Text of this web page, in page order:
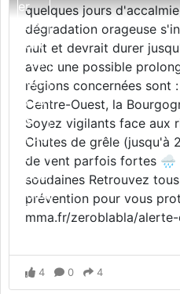
quelques jours
dégradation orageuse
nuit et devrait durer
avec une possible
régions concernées sont
Centre-Ouest, la
Soyez vigilants face aux
Chutes de grêle (jusqu'à
de vent parfois fortes 🌧️
soudaines Retrouvez
prévention pour vous
mma.fr/zeroblabla/
4 0 4